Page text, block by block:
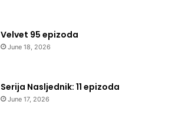
Velvet 95 epizoda
June 18, 2026
Serija Nasljednik: 11 epizoda
June 17, 2026